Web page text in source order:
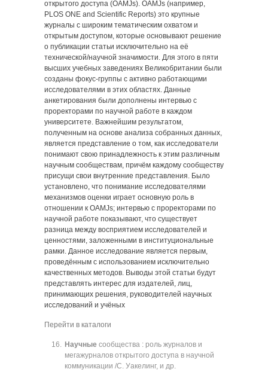
открытого доступа (OAMJs). OAMJs (например,
PLOS ONE and Scientific Reports) это крупные
журналы с широким тематическим охватом и
открытым доступом, которые основывают решение
о публикации статьи исключительно на её
технической/научной значимости. Для этого в пяти
высших учебных заведениях Великобритании были
созданы фокус-группы с активно работающими
исследователями в этих областях. Данные
анкетирования были дополнены интервью с
проректорами по научной работе в каждом
университете. Важнейшим результатом,
полученным на основе анализа собранных данных,
является представление о том, как исследователи
понимают свою принадлежность к этим различным
научным сообществам, причём каждому сообществу
присущи свои внутренние представления. Было
установлено, что понимание исследователями
механизмов оценки играет основную роль в
отношении к OAMJs; интервью с проректорами по
научной работе показывают, что существует
разница между восприятием исследователей и
ценностями, заложенными в институциональные
рамки. Данное исследование является первым,
проведённым с использованием исключительно
качественных методов. Выводы этой статьи будут
представлять интерес для издателей, лиц,
принимающих решения, руководителей научных
исследований и учёных
Перейти в каталоги
Научные сообщества : роль журналов и
мегажурналов открытого доступа в научной
коммуникации /С. Уакелинг, и др.